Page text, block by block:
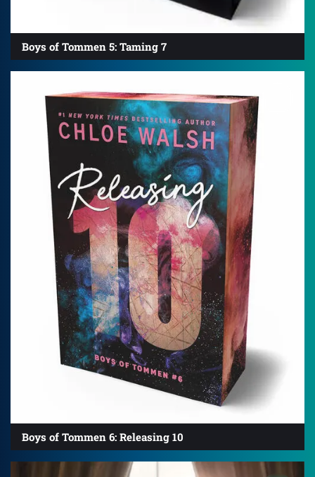
Boys of Tommen 5: Taming 7
Boys of Tommen 6: Releasing 10